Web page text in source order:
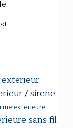
/sirene
exterieure
sans fil